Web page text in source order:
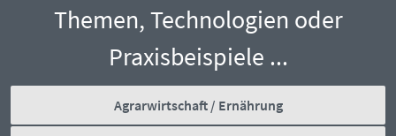
Themen, Technologien oder
Praxisbeispiele ...
Agrarwirtschaft / Ernährung